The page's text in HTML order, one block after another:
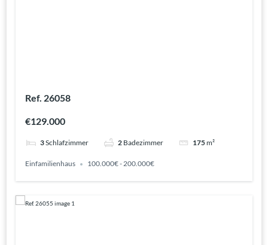
Ref. 26058
€129.000
3Schlafzimmer 2 Badezimmer 175m²
Einfamilienhaus 100.000€ - 200.000€